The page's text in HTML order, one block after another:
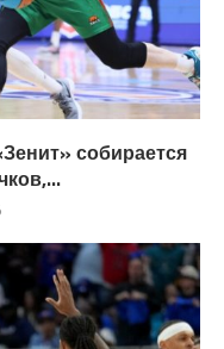
собирается